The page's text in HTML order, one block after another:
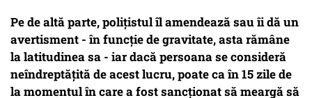
Pe de altă parte, poliţistul îl amendează sau îi dă un
avertisment - în funcţie de gravitate, asta rămâne
la latitudinea sa - iar dacă persoana se consideră
neîndreptăţită de acest lucru, poate ca în 15 zile de
la momentul în care a fost sancţionat să meargă să